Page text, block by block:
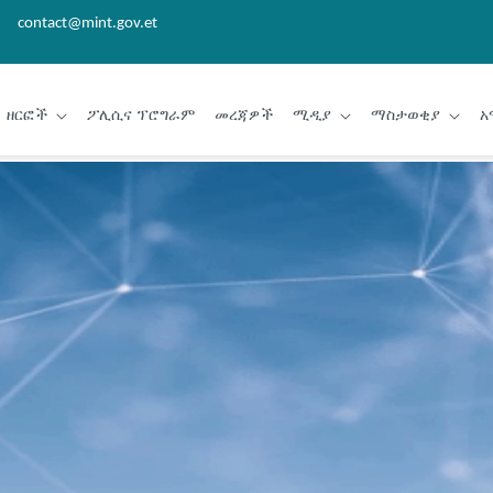
contact@mint.gov.et
ዘርፎች ፖሊሲና ፕሮግራም መረጃዎች ሚዲያ ማስታወቂያ